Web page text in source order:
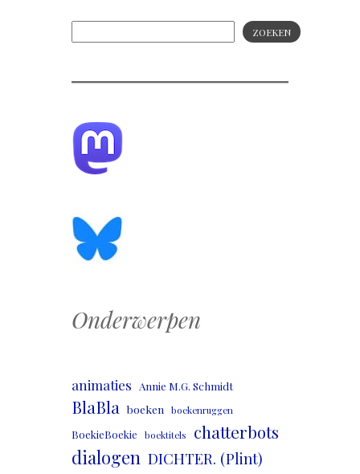
ZOEKEN
Onderwerpen
animaties Annie M.G. Schmidt
BlaBla boeken boekenruggen
BoekieBoekie boektitels chatterbots
dialogen DICHTER. (Plint)